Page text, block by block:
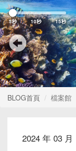
Previous
5秒 10秒 15秒
BLOG首頁 檔案館
2024 年 03 月